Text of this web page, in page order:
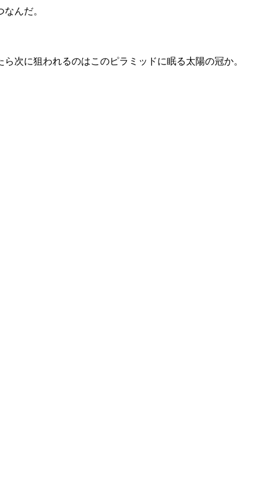
んだ。
次に狙われるのはこのピラミッドに眠る太陽の冠か。